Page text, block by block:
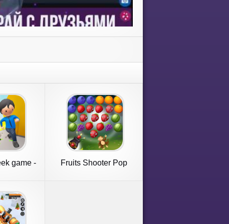
game -
Fruits Shooter Pop